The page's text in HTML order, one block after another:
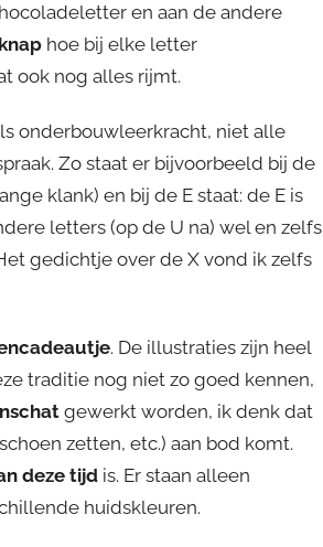
en aan de andere
hoe bij elke letter
ook nog alles rijmt.
onderbouwleerkracht, niet alle
Zo staat er bijvoorbeeld bij de
klank) en bij de E staat: de E is
letters (op de U na) wel en zelfs
gedichtje over de X vond ik zelfs
. De illustraties zijn heel
traditie nog niet zo goed kennen,
gewerkt worden, ik denk dat
zetten, etc.) aan bod komt.
deze tijd is. Er staan alleen
huidskleuren.